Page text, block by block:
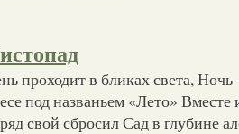
проходит в бликах света,
под названьем «Лето»
свой сбросил Сад в глубине